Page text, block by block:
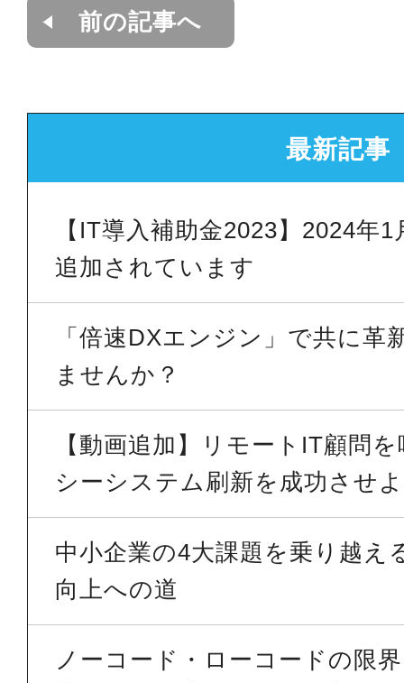
前の記事へ
最新記事
【IT導入補助金2023】2024年
追加されています
「倍速DXエンジン」で共に革
ませんか？
【動画追加】リモートIT顧問
シーシステム刷新を成功させ
中小企業の4大課題を乗り越え
向上への道
ノーコード・ローコードの限